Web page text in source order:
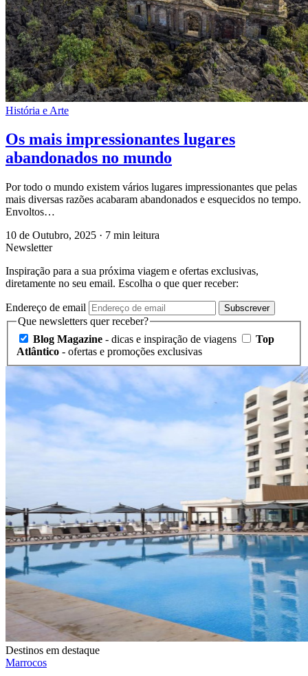
História e Arte
Os mais impressionantes lugares
abandonados no mundo
Por todo o mundo existem vários lugares impressionantes que pelas
mais diversas razões acabaram abandonados e esquecidos no tempo.
Envoltos…
10 de Outubro, 2025 · 7 min leitura
Newsletter
Inspiração para a sua próxima viagem e ofertas exclusivas,
diretamente no seu email. Escolha o que quer receber:
Endereço de email Subscrever
Que newsletters quer receber?
Blog Magazine - dicas e inspiração de viagens
Top
Atlântico - ofertas e promoções exclusivas
Destinos em destaque
Marrocos